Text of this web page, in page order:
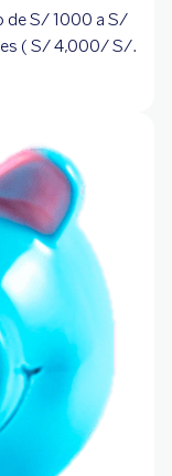
de S/ 1000 a S/
( S/ 4,000/ S/.